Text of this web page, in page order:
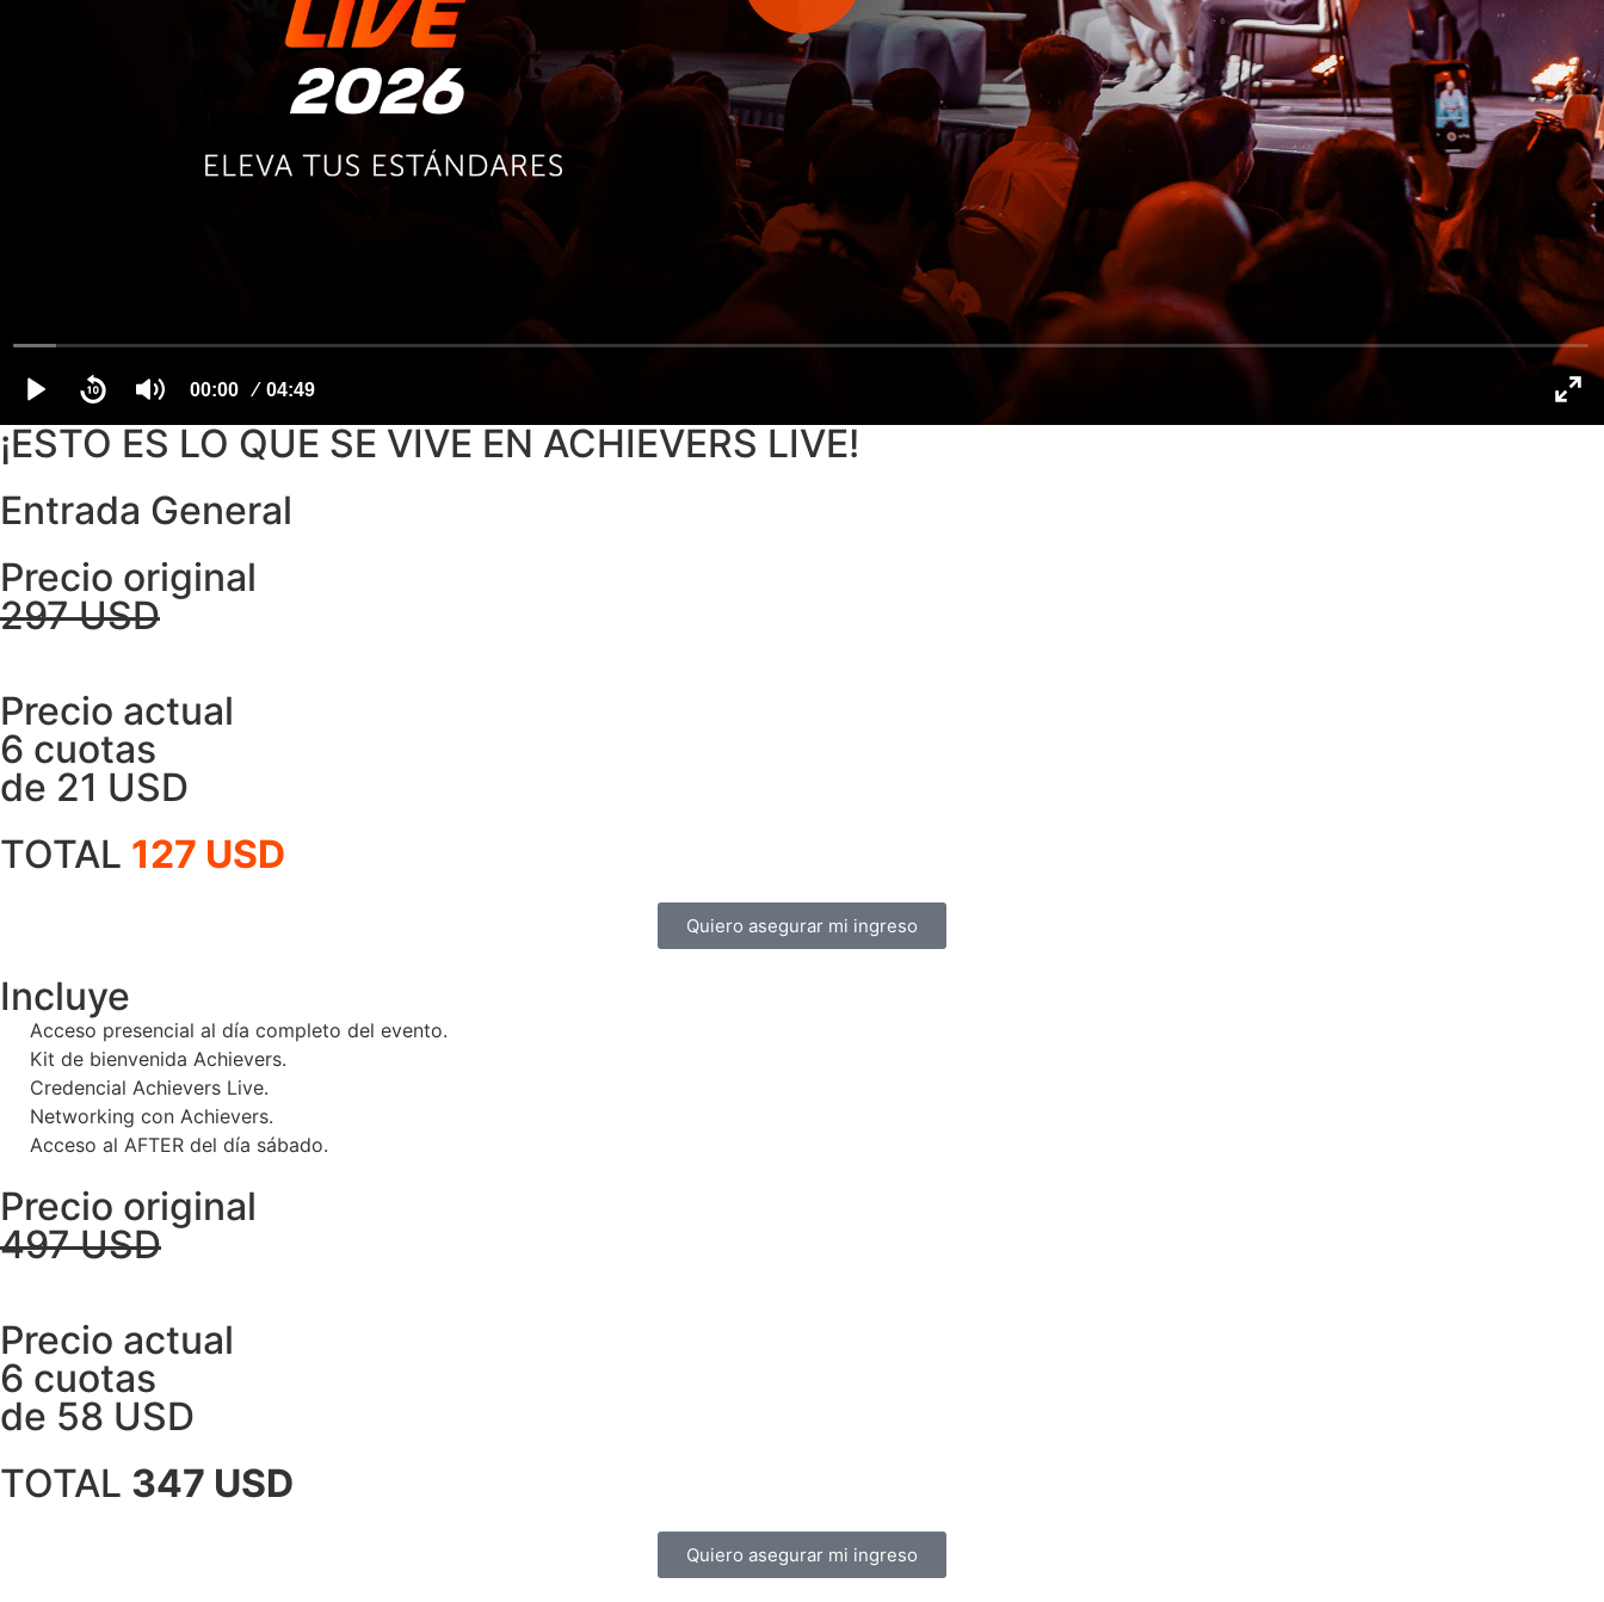
¡ESTO ES LO QUE SE VIVE EN ACHIEVERS LIVE!
Entrada General
Precio original
297 USD
Precio actual
6 cuotas
de 21 USD
TOTAL 127 USD
Quiero asegurar mi ingreso
Incluye
Acceso presencial al día completo del evento.
Kit de bienvenida Achievers.
Credencial Achievers Live.
Networking con Achievers.
Acceso al AFTER del día sábado.
Precio original
497 USD
Precio actual
6 cuotas
de 58 USD
TOTAL 347 USD
Quiero asegurar mi ingreso